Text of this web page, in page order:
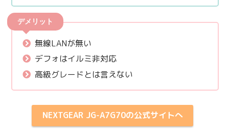
デメリット
無線LANが無い
デフォはイルミ非対応
高級グレードとは言えない
NEXTGEAR JG-A7G70の公式サイトへ